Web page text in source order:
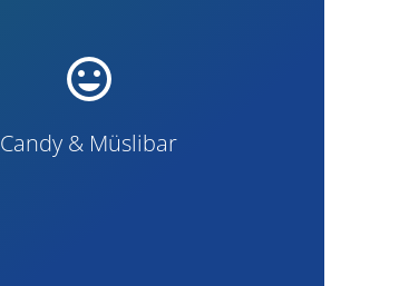
mood
Candy & Müslibar